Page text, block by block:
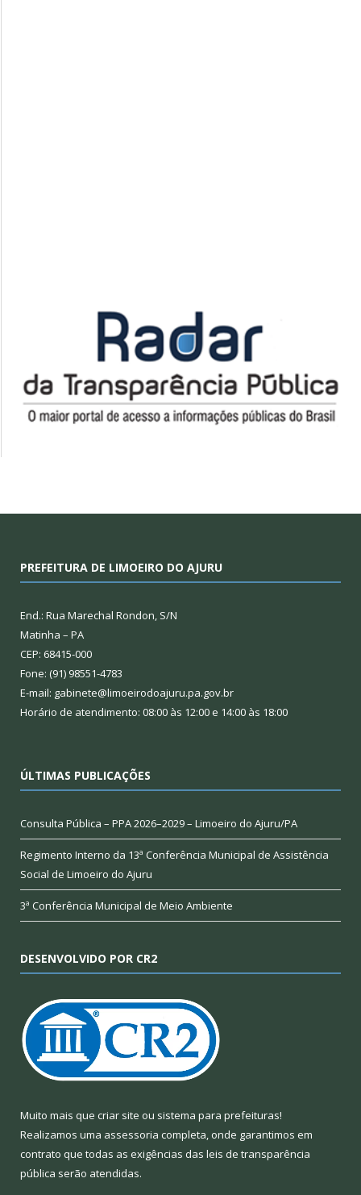
PREFEITURA DE LIMOEIRO DO AJURU
End.: Rua Marechal Rondon, S/N
Matinha – PA
CEP: 68415-000
Fone: (91) 98551-4783
E-mail: gabinete@limoeirodoajuru.pa.gov.br
Horário de atendimento: 08:00 às 12:00 e 14:00 às 18:00
ÚLTIMAS PUBLICAÇÕES
Consulta Pública – PPA 2026–2029 – Limoeiro do Ajuru/PA
Regimento Interno da 13ª Conferência Municipal de Assistência
Social de Limoeiro do Ajuru
3ª Conferência Municipal de Meio Ambiente
DESENVOLVIDO POR CR2
Muito mais que criar site ou sistema para prefeituras!
Realizamos uma assessoria completa, onde garantimos em
contrato que todas as exigências das leis de transparência
pública serão atendidas.